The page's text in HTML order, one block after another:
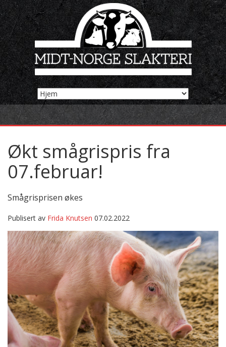
Økt smågrispris fra
07.februar!
Smågrisprisen økes
Publisert av Frida Knutsen 07.02.2022